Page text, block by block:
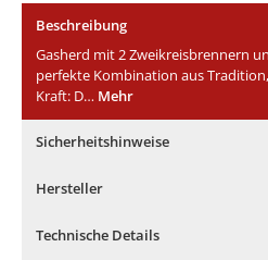
Beschreibung
Gasherd mit 2 Zweikreisbrennern
perfekte Kombination aus
Kraft: D… Mehr
Sicherheitshinweise
Hersteller
Technische Details